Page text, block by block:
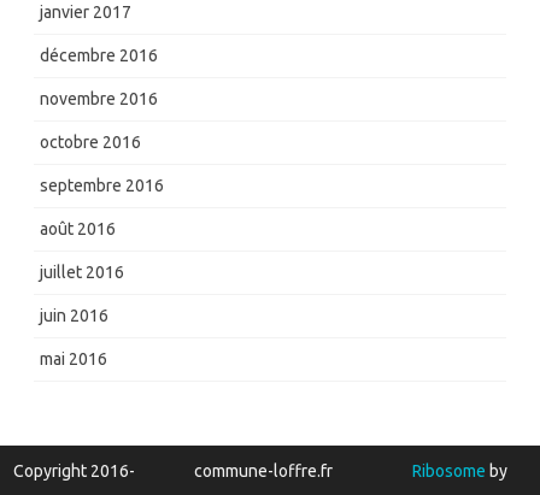
janvier 2017
décembre 2016
novembre 2016
octobre 2016
septembre 2016
août 2016
juillet 2016
juin 2016
mai 2016
Copyright 2016-
commune-loffre.fr Ribosome by